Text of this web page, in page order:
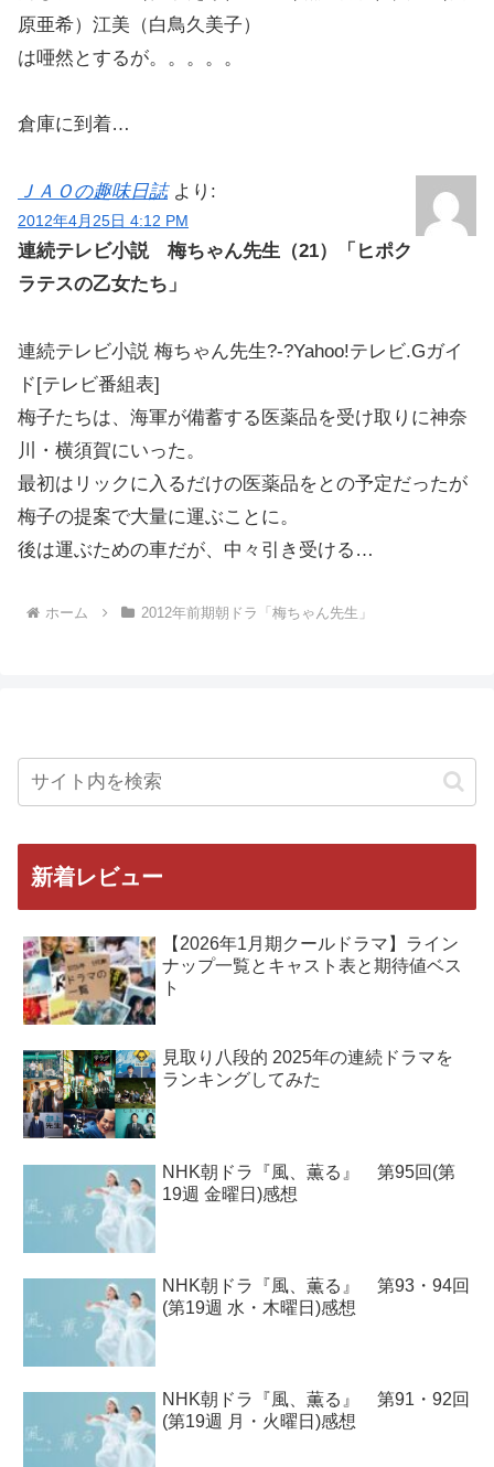
原亜希）江美（白鳥久美子）
は唖然とするが。。。。。
倉庫に到着…
ＪＡＯの趣味日誌 より:
2012年4月25日 4:12 PM
連続テレビ小説 梅ちゃん先生（21）「ヒポク
ラテスの乙女たち」
連続テレビ小説 梅ちゃん先生?-?Yahoo!テレビ.Gガイ
ド[テレビ番組表]
梅子たちは、海軍が備蓄する医薬品を受け取りに神奈
川・横須賀にいった。
最初はリックに入るだけの医薬品をとの予定だったが
梅子の提案で大量に運ぶことに。
後は運ぶための車だが、中々引き受ける…
ホーム 2012年前期朝ドラ「梅ちゃん先生」
新着レビュー
【2026年1月期クールドラマ】ライン
ナップ一覧とキャスト表と期待値ベス
ト
見取り八段的 2025年の連続ドラマを
ランキングしてみた
NHK朝ドラ『風、薫る』 第95回(第
19週 金曜日)感想
NHK朝ドラ『風、薫る』 第93・94回
(第19週 水・木曜日)感想
NHK朝ドラ『風、薫る』 第91・92回
(第19週 月・火曜日)感想